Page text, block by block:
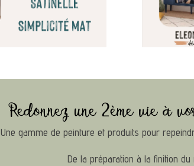
Redonnez une 2ème vie à
Une gamme de peinture et produits pour
De la préparation à la finition